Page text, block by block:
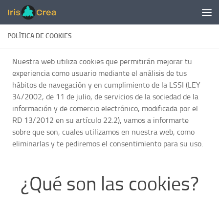
Saltar al contenido
POLÍTICA DE COOKIES
Nuestra web utiliza cookies que permitirán mejorar tu
experiencia como usuario mediante el análisis de tus
hábitos de navegación y en cumplimiento de la LSSI (LEY
34/2002, de 11 de julio, de servicios de la sociedad de la
información y de comercio electrónico, modificada por el
RD 13/2012 en su artículo 22.2), vamos a informarte
sobre que son, cuales utilizamos en nuestra web, como
eliminarlas y te pediremos el consentimiento para su uso.
¿Qué son las cookies?